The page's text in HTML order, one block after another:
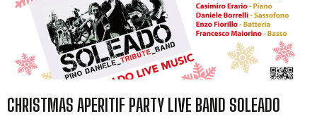
CHRISTMAS APERITIF PARTY LIVE BAND SOLEADO